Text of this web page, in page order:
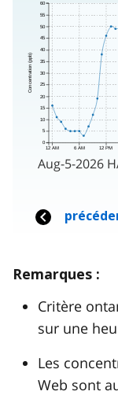
Remarques :
Critère
sur une
Les
Web sont